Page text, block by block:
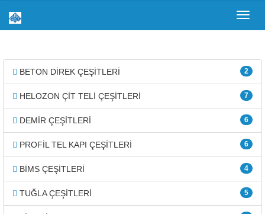
2
BETON DİREK ÇEŞİTLERİ
7
HELOZON ÇİT TELİ ÇEŞİTLERİ
6
DEMİR ÇEŞİTLERİ
6
PROFİL TEL KAPI ÇEŞİTLERİ
4
BİMS ÇEŞİTLERİ
5
TUĞLA ÇEŞİTLERİ